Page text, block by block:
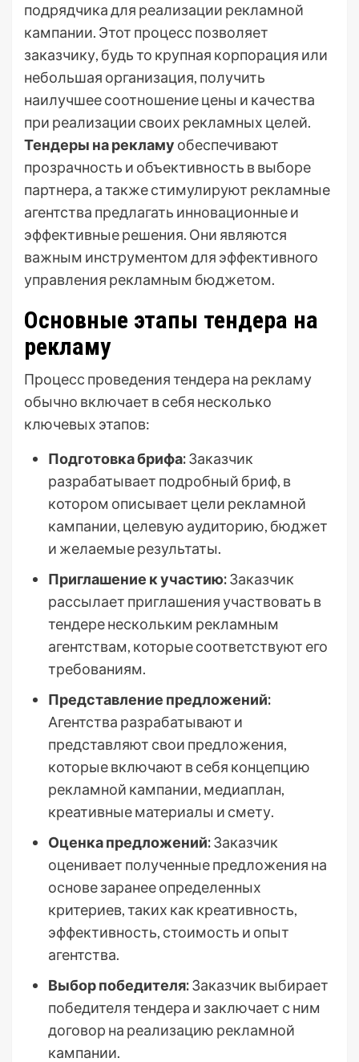
подрядчика для реализации рекламной
кампании. Этот процесс позволяет
заказчику, будь то крупная корпорация или
небольшая организация, получить
наилучшее соотношение цены и качества
при реализации своих рекламных целей.
Тендеры на рекламу обеспечивают
прозрачность и объективность в выборе
партнера, а также стимулируют рекламные
агентства предлагать инновационные и
эффективные решения. Они являются
важным инструментом для эффективного
управления рекламным бюджетом.
Основные этапы тендера на
рекламу
Процесс проведения тендера на рекламу
обычно включает в себя несколько
ключевых этапов:
Подготовка брифа:Заказчик
разрабатывает подробный бриф, в
котором описывает цели рекламной
кампании, целевую аудиторию, бюджет
и желаемые результаты.
Приглашение к участию:Заказчик
рассылает приглашения участвовать в
тендере нескольким рекламным
агентствам, которые соответствуют его
требованиям.
Представление предложений:
Агентства разрабатывают и
представляют свои предложения,
которые включают в себя концепцию
рекламной кампании, медиаплан,
креативные материалы и смету.
Оценка предложений:Заказчик
оценивает полученные предложения на
основе заранее определенных
критериев, таких как креативность,
эффективность, стоимость и опыт
агентства.
Выбор победителя:Заказчик выбирает
победителя тендера и заключает с ним
договор на реализацию рекламной
кампании.